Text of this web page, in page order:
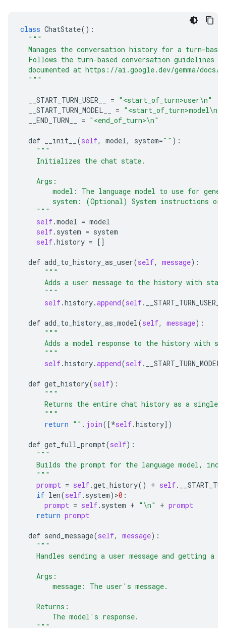
class ChatState():
"""
Manages the conversation history for a turn-
Follows the turn-based conversation guidelines
documented at https://ai.google.dev/gemma/docs/
  """
__START_TURN_USER__ = "<start_of_turn>user\n"
__START_TURN_MODEL__
= "<start_of_turn>model\n"
__END_TURN__
= "<end_of_turn>\n"
def __init__ (self, model, system="" ):
"""
    Initializes the chat state.
    Args:
model: The language model to use for
system: (Optional) System instructions or
    """
self.model = model
self. system = system
self.history = []
def add_to_history_as_user(self, message):
"""
Adds a user message to the history with
      """
self.history.append(self. __START_TURN_USER__
def add_to_history_as_model(self, message):
"""
Adds a model response to the history with
      """
self.history.append(self.
def get_history(self):
"""
Returns the entire chat history as a single
      """
return "" . join([*self.history])
def get_full_prompt(self):
"""
Builds the prompt for the language model,
    """
prompt = self.get_history() + self.
if len(self. system)>0 :
prompt = self. system + "\n" + prompt
return prompt
def send_message(self, message):
"""
Handles sending a user message and getting a
    Args:
        message: The user's message.
    Returns:
        The model's response.